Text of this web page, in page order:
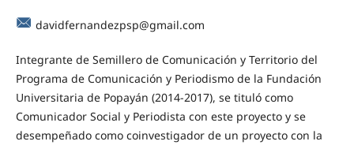
davidfernandezpsp@gmail.com
Integrante de Semillero de Comunicación y Territorio del
Programa de Comunicación y Periodismo de la Fundación
Universitaria de Popayán (2014-2017), se tituló como
Comunicador Social y Periodista con este proyecto y se
desempeñado como coinvestigador de un proyecto con la